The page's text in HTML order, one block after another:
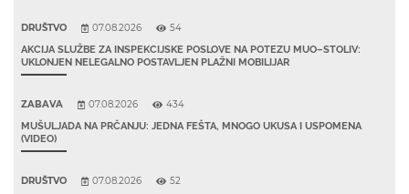
DRUŠTVO 07.08.2026 54
AKCIJA SLUŽBE ZA INSPEKCIJSKE POSLOVE NA POTEZU MUO–STOLIV:
UKLONJEN NELEGALNO POSTAVLJEN PLAŽNI MOBILIJAR
ZABAVA 07.08.2026 434
MUŠULJADA NA PRČANJU: JEDNA FEŠTA, MNOGO UKUSA I USPOMENA
(VIDEO)
DRUŠTVO 07.08.2026 52